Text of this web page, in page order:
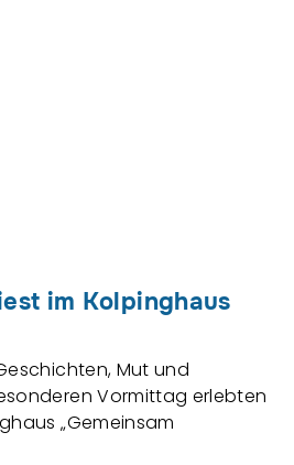
im Kolpinghaus
Mut und
Vormittag erlebten
„Gemeinsam